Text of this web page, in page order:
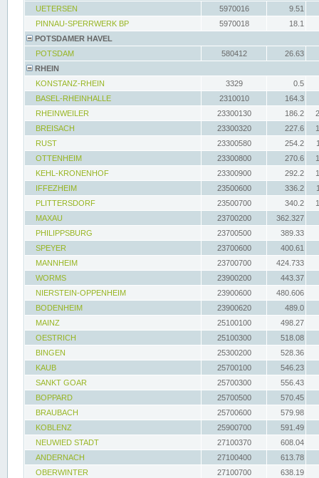
UETERSEN
5970016
9.51
PINNAU-SPERRWERK BP
5970018
18.1
POTSDAMER HAVEL
POTSDAM
580412
26.63
RHEIN
KONSTANZ-RHEIN
3329
0.5
BASEL-RHEINHALLE
2310010
164.3
RHEINWEILER
23300130 186.2
BREISACH
23300320 227.6
RUST
23300580 254.2
OTTENHEIM
23300800 270.6
KEHL-KRONENHOF
23300900 292.2
IFFEZHEIM
23500600 336.2
PLITTERSDORF
23500700 340.2
MAXAU
23700200
362.327
PHILIPPSBURG
23700500
389.33
SPEYER
23700600
400.61
MANNHEIM
23700700
424.733
WORMS
23900200
443.37
NIERSTEIN-OPPENHEIM
23900600
480.606
BODENHEIM
23900620
489.0
MAINZ
25100100
498.27
OESTRICH
25100300
518.08
BINGEN
25300200
528.36
KAUB
25700100
546.23
SANKT GOAR
25700300
556.43
BOPPARD
25700500
570.45
BRAUBACH
25700600
579.98
KOBLENZ
25900700
591.49
NEUWIED STADT
27100370
608.04
ANDERNACH
27100400
613.78
OBERWINTER
27100700
638.19